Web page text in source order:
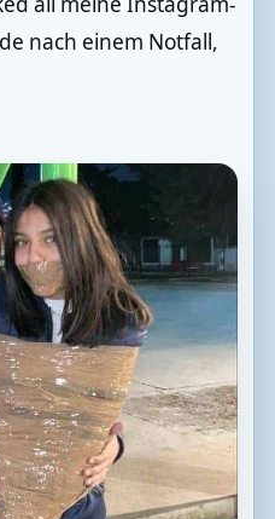
nach einem Notfall,